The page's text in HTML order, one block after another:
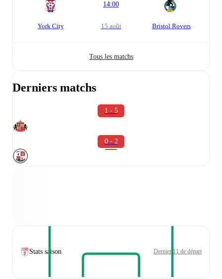
York City
14:00
15 août Bristol Rovers
Tous les matchs
Derniers matchs
1 - 5
0 - 2
Stats saison Dernier 11 de départ